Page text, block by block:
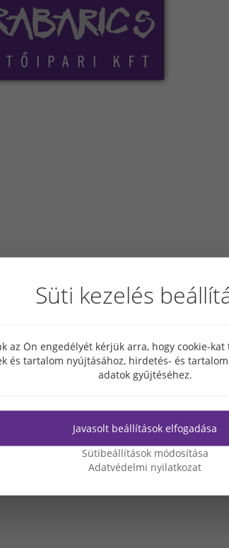
Süti kezelés
az Ön engedélyét kérjük arra, hogy cookie-
és tartalom nyújtásához, hirdetés- és
adatok gyűjtéséhez.
Javasolt beállítások elfogadása
Sütibeállítások módosítása
Adatvédelmi nyilatkozat